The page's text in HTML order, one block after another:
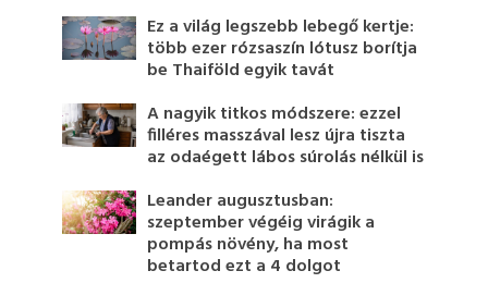
Ez a világ legszebb lebegő kertje:
több ezer rózsaszín lótusz borítja
be Thaiföld egyik tavát
A nagyik titkos módszere: ezzel
filléres masszával lesz újra tiszta
az odaégett lábos súrolás nélkül is
Leander augusztusban:
szeptember végéig virágik a
pompás növény, ha most
betartod ezt a 4 dolgot